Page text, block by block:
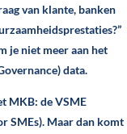
van klante, banken
je niet meer aan het
data.
MKB: de VSME
SMEs). Maar dan komt